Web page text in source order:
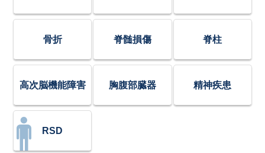
骨折 脊髄損傷 脊柱
高次脳機能障害 胸腹部臓器 精神疾患
RSD